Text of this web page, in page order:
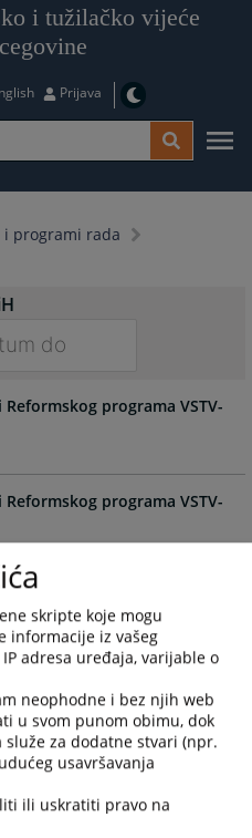
i tužilačko vijeće
Prijava
i programi rada
programa VSTV-
programa VSTV-
VSTV-a BiH za
za period 2024.- 2026.
za period 2021.- 2023.
skripte koje mogu
informacije iz vašeg
adresa uređaja, varijable o
neophodne i bez njih web
u svom punom obimu, dok
za dodatne stvari (npr.
usavršavanja
ili uskratiti pravo na